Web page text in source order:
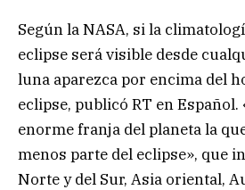
Según la NASA, si la
eclipse será visible desde
luna aparezca por encima del
eclipse, publicó RT en Español.
enorme franja del planeta la
menos parte del eclipse», que
Norte y del Sur, Asia oriental,